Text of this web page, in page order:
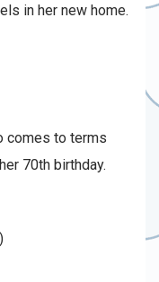
in her new home.
comes to terms
70th birthday.